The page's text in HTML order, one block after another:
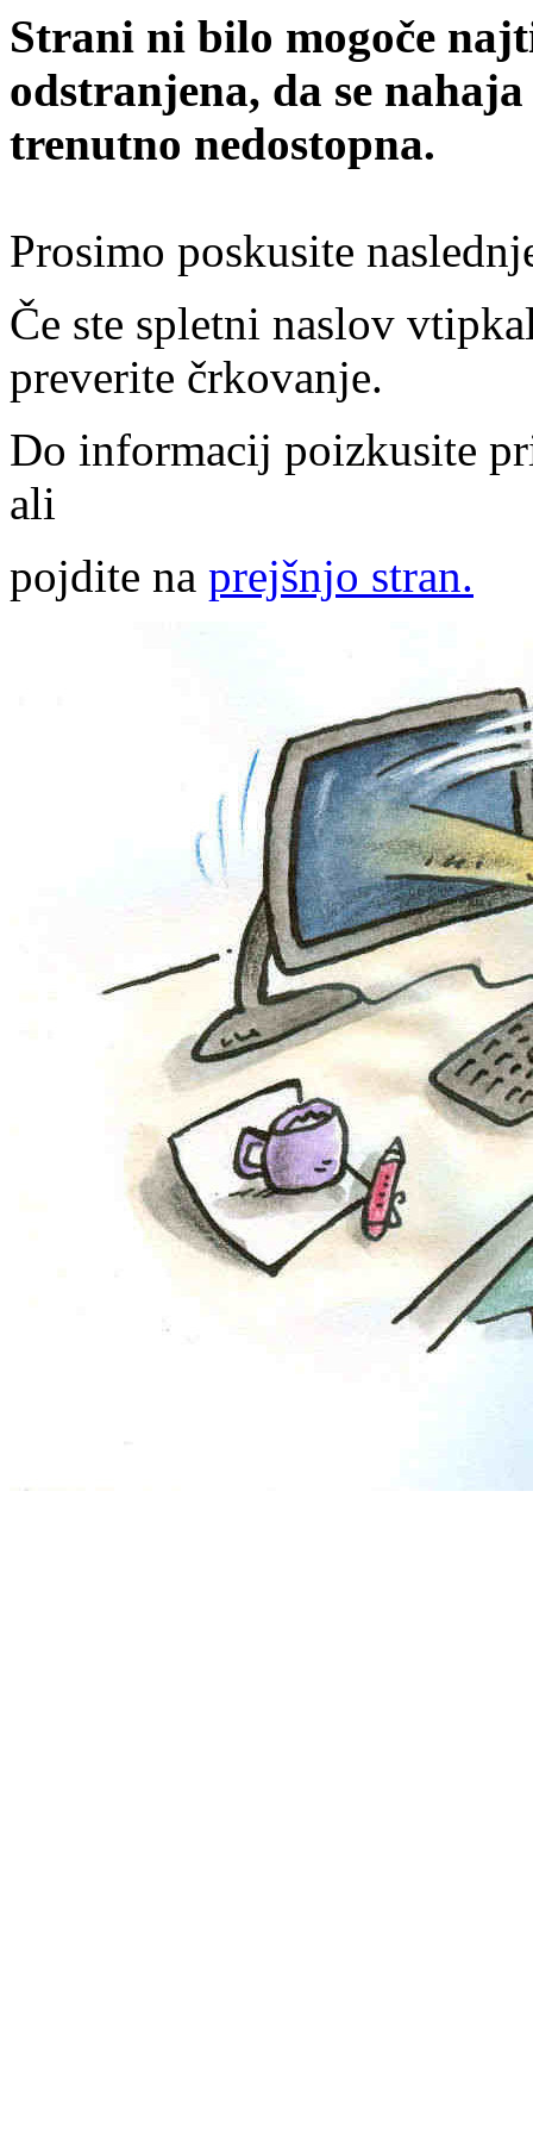
Strani ni bilo mogoče
odstranjena, da se
trenutno nedostopna.
Prosimo poskusite
Če ste spletni naslov
preverite črkovanje.
Do informacij poizkusite
ali
pojdite na prejšnjo stran.